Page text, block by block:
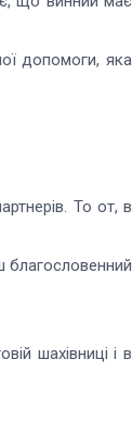
допомоги, яка
То от, в
благословенний
шахівниці і в